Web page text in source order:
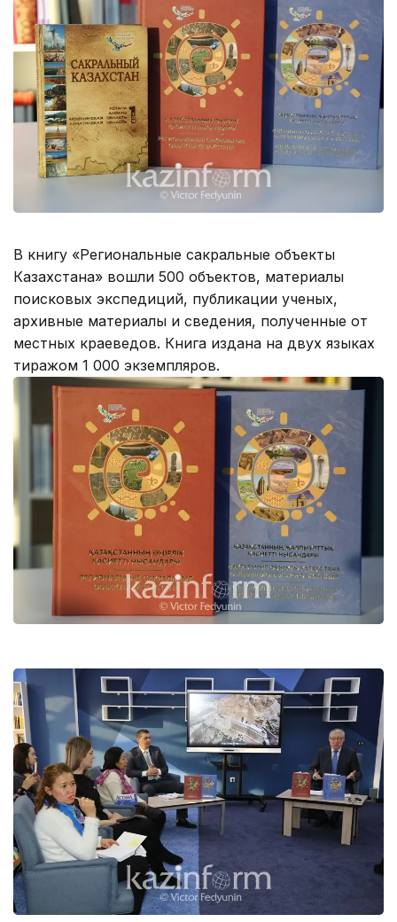
В книгу «Региональные сакральные объекты
Казахстана» вошли 500 объектов, материалы
поисковых экспедиций, публикации ученых,
архивные материалы и сведения, полученные от
местных краеведов. Книга издана на двух языках
тиражом 1 000 экземпляров.